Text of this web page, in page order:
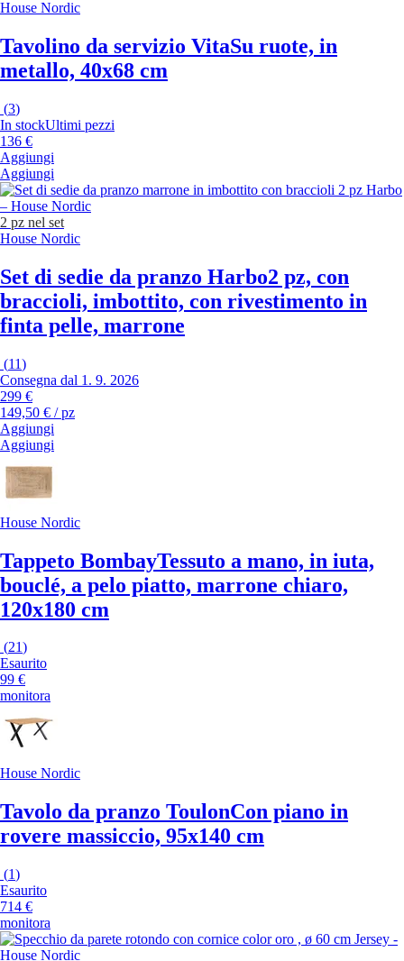
House Nordic
Tavolino da servizio VitaSu ruote, in
metallo, 40x68 cm
(3)
In stockUltimi pezzi
136 €
Aggiungi
Aggiungi
2 pz nel set
House Nordic
Set di sedie da pranzo Harbo2 pz, con
braccioli, imbottito, con rivestimento in
finta pelle, marrone
(11)
Consegna dal 1. 9. 2026
299 €
149,50 € / pz
Aggiungi
Aggiungi
House Nordic
Tappeto BombayTessuto a mano, in iuta,
bouclé, a pelo piatto, marrone chiaro,
120x180 cm
(21)
Esaurito
99 €
monitora
House Nordic
Tavolo da pranzo ToulonCon piano in
rovere massiccio, 95x140 cm
(1)
Esaurito
714 €
monitora